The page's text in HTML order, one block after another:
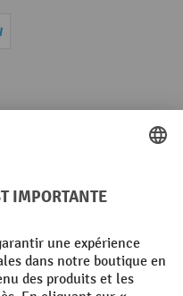
légales